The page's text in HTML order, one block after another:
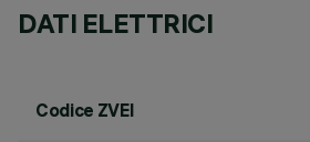
DATI ELETTRICI
Codice ZVEI